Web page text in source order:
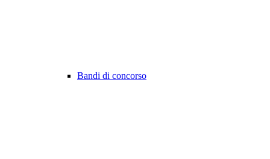
Bandi di concorso